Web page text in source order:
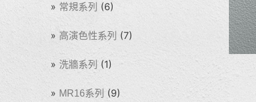
常規系列 (6)
高演色性系列 (7)
洗牆系列 (1)
MR16系列 (9)